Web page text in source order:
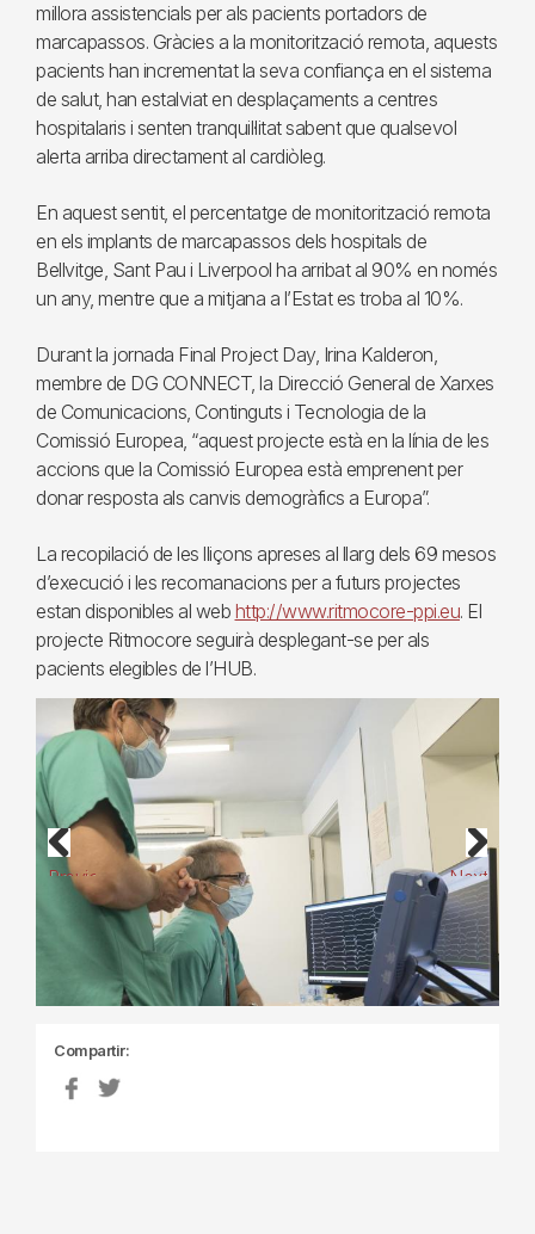
millora assistencials per als pacients portadors de
marcapassos. Gràcies a la monitorització remota, aquests
pacients han incrementat la seva confiança en el sistema
de salut, han estalviat en desplaçaments a centres
hospitalaris i senten tranquil·litat sabent que qualsevol
alerta arriba directament al cardiòleg.
En aquest sentit, el percentatge de monitorització remota
en els implants de marcapassos dels hospitals de
Bellvitge, Sant Pau i Liverpool ha arribat al 90% en només
un any, mentre que a mitjana a l’Estat es troba al 10%.
Durant la jornada Final Project Day, Irina Kalderon,
membre de DG CONNECT, la Direcció General de Xarxes
de Comunicacions, Continguts i Tecnologia de la
Comissió Europea, “aquest projecte està en la línia de les
accions que la Comissió Europea està emprenent per
donar resposta als canvis demogràfics a Europa”.
La recopilació de les lliçons apreses al llarg dels 69 mesos
d’execució i les recomanacions per a futurs projectes
estan disponibles al web http://www.ritmocore-ppi.eu. El
projecte Ritmocore seguirà desplegant-se per als
pacients elegibles de l’HUB.
Previous Next
Compartir: